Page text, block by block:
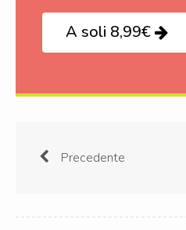
A soli 8,99€
Precedente